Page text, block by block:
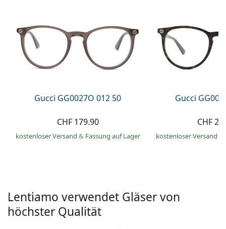
Prada
Alle Marken
Gucci GG0027O 012 50
CHF 179.90
kostenloser Versand & Fassung auf Lager
Gucci
CHF
kostenloser Versand
Lentiamo verwendet Gläser von
höchster Qualität